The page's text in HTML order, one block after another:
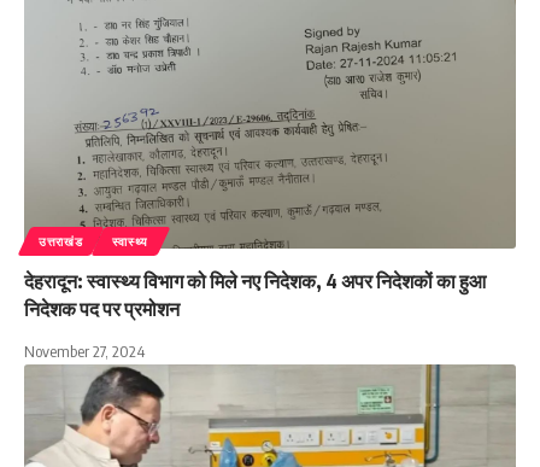
उत्तराखंड स्वास्थ्य
देहरादून: स्वास्थ्य विभाग को मिले नए निदेशक, 4 अपर निदेशकों का हुआ
निदेशक पद पर प्रमोशन
November 27, 2024